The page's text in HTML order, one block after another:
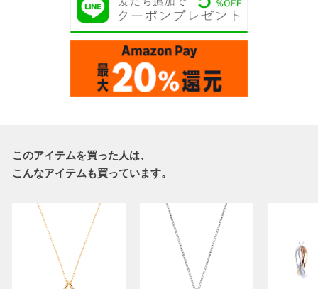
このアイテムを買った人は、
こんなアイテムも買っています。